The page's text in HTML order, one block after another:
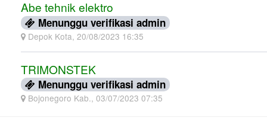
Abe tehnik elektro
Menunggu verifikasi admin
Depok Kota, 20/08/2023 16:35
TRIMONSTEK
Menunggu verifikasi admin
Bojonegoro Kab., 03/07/2023 07:35